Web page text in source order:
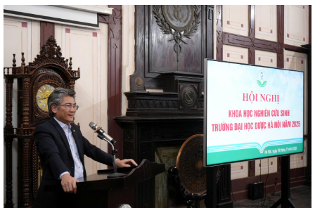
HTQT
CỰU NGƯỜI HỌC